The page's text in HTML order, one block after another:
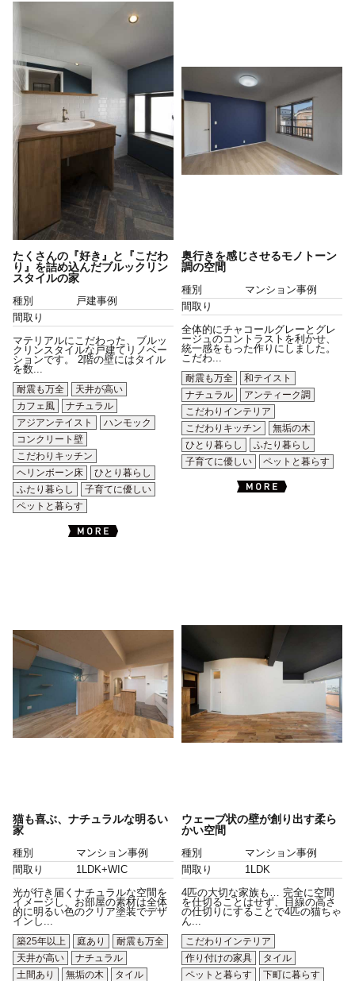
たくさんの『好き』と『こだわ
り』を詰め込んだブルックリン
スタイルの家
種別
戸建事例
間取り
マテリアルにこだわった、ブルッ
クリンスタイルな戸建てリノベー
ションです。 2階の壁にはタイル
を数...
耐震も万全
天井が高い
カフェ風
ナチュラル
アジアンテイスト
ハンモック
コンクリート壁
こだわりキッチン
ヘリンボーン床
ひとり暮らし
ふたり暮らし
子育てに優しい
ペットと暮らす
奥行きを感じさせるモノトーン
調の空間
種別
マンション事例
間取り
全体的にチャコールグレーとグレ
ージュのコントラストを利かせ、
統一感をもった作りにしました。
こだわ...
耐震も万全
和テイスト
ナチュラル
アンティーク調
こだわりインテリア
こだわりキッチン
無垢の木
ひとり暮らし
ふたり暮らし
子育てに優しい
ペットと暮らす
猫も喜ぶ、ナチュラルな明るい
家
種別
マンション事例
間取り
1LDK+WIC
光が行き届くナチュラルな空間を
イメージし、お部屋の素材は全体
的に明るい色のクリア塗装でデザ
インし...
築25年以上
庭あり
耐震も万全
天井が高い
ナチュラル
土間あり
無垢の木
タイル
ウェーブ状の壁が創り出す柔ら
かい空間
種別
マンション事例
間取り
1LDK
4匹の大切な家族も… 完全に空間
を仕切ることはせず、目線の高さ
の仕切りにすることで4匹の猫ちゃ
ん...
こだわりインテリア
作り付けの家具
タイル
ペットと暮らす
下町に暮らす